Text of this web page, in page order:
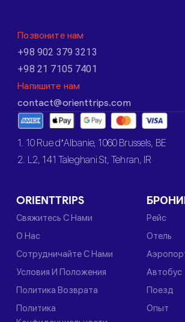
Позвоните нам
+98 902 379 3213
+98 21 7105 7401
Напишите нам
contact@orienttrips.com
1. 10 Rue d’Albanie, 1060 Brussels, BE
2. L2, 141 Taleghani St, Tehran, IR
ORIENTTRIPS
Свяжитесь С Нами
О Нас
Сотрудничайте С Нами
Условия И Положения
Политика Возврата
Политика
Рейс
Отель
Автобус
Поезд
Опыт